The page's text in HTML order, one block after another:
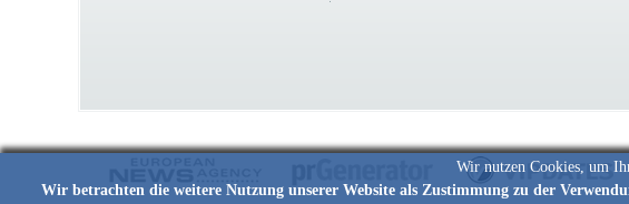
Wir nutzen Cookies, um
Wir betrachten die weitere Nutzung unserer Website als Zustimmung zu der